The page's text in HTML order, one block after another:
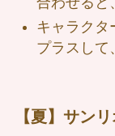
キャラクタ
プラスして
【夏】サン